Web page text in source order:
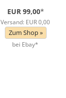
EUR 99,00*
Versand: EUR 0,00
Zum Shop »
bei Ebay*